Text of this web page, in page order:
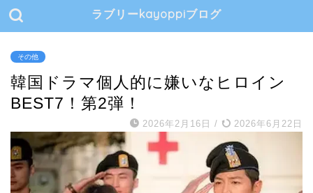
ラブリーkayoppiブログ
その他
韓国ドラマ個人的に嫌いなヒロイン
BEST7！第2弾！
2026年2月16日 / 2026年6月22日